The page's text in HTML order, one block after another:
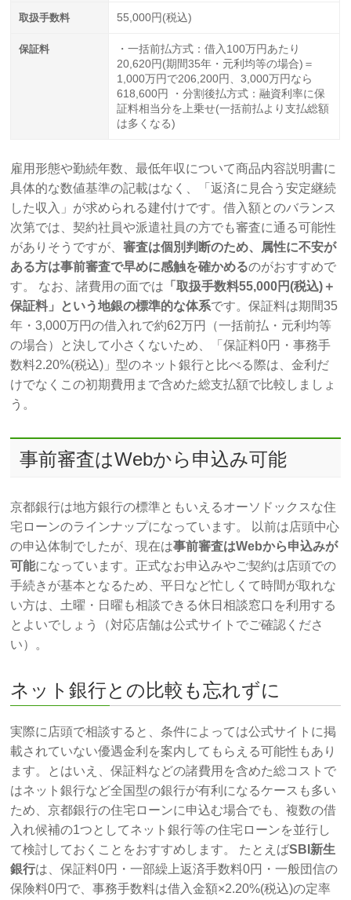
取扱手数料 55,000円(税込)
保証料
・一括前払方式：借入100万円あたり
20,620円(期間35年・元利均等の場合)＝
1,000万円で206,200円、3,000万円なら
618,600円 ・分割後払方式：融資利率に保
証料相当分を上乗せ(一括前払より支払総額
は多くなる)
雇用形態や勤続年数、最低年収について商品内容説明書に
具体的な数値基準の記載はなく、「返済に見合う安定継続
した収入」が求められる建付けです。借入額とのバランス
次第では、契約社員や派遣社員の方でも審査に通る可能性
がありそうですが、審査は個別判断のため、属性に不安が
ある方は事前審査で早めに感触を確かめるのがおすすめで
す。 なお、諸費用の面では 「取扱手数料55,000円(税込)＋
保証料」という地銀の標準的な体系です。保証料は期間35
年・3,000万円の借入れで約62万円（一括前払・元利均等
の場合）と決して小さくないため、「保証料0円・事務手
数料2.20%(税込)」型のネット銀行と比べる際は、金利だ
けでなくこの初期費用まで含めた総支払額で比較しましょ
う。
事前審査はWebから申込み可能
京都銀行は地方銀行の標準ともいえるオーソドックスな住
宅ローンのラインナップになっています。 以前は店頭中心
の申込体制でしたが、現在は事前審査はWebから申込みが
可能になっています。正式なお申込みやご契約は店頭での
手続きが基本となるため、平日など忙しくて時間が取れな
い方は、土曜・日曜も相談できる休日相談窓口を利用する
とよいでしょう（対応店舗は公式サイトでご確認くださ
い）。
ネット銀行との比較も忘れずに
実際に店頭で相談すると、条件によっては公式サイトに掲
載されていない優遇金利を案内してもらえる可能性もあり
ます。とはいえ、保証料などの諸費用を含めた総コストで
はネット銀行など全国型の銀行が有利になるケースも多い
ため、京都銀行の住宅ローンに申込む場合でも、複数の借
入れ候補の1つとしてネット銀行等の住宅ローンを並行し
て検討しておくことをおすすめします。 たとえばSBI新生
銀行は、保証料0円・一部繰上返済手数料0円・一般団信の
保険料0円で、事務手数料は借入金額×2.20%(税込)の定率